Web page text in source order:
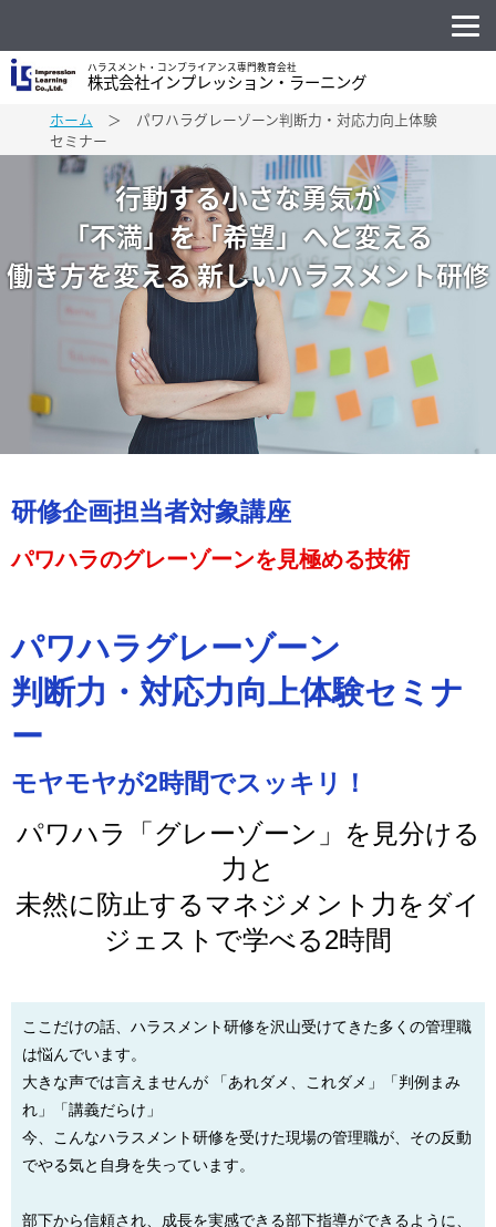
ハラスメント・コンプライアンス専門教育会社
株式会社インプレッション・ラーニング
ホーム ＞ パワハラグレーゾーン判断力・対応力向上体験
セミナー
行動する小さな勇気が
「不満」を「希望」へと変える
働き方を変える 新しいハラスメント研修
研修企画担当者対象講座
パワハラのグレーゾーンを見極める技術
パワハラグレーゾーン
判断力・対応力向上体験セミナ
ー
モヤモヤが2時間でスッキリ！
パワハラ「グレーゾーン」を見分ける
力と
未然に防止するマネジメント力をダイ
ジェストで学べる2時間
ここだけの話、ハラスメント研修を沢山受けてきた多くの管理職
は悩んでいます。
大きな声では言えませんが 「あれダメ、これダメ」「判例まみ
れ」「講義だらけ」
今、こんなハラスメント研修を受けた現場の管理職が、その反動
でやる気と自身を失っています。
部下から信頼され、成長を実感できる部下指導ができるように、